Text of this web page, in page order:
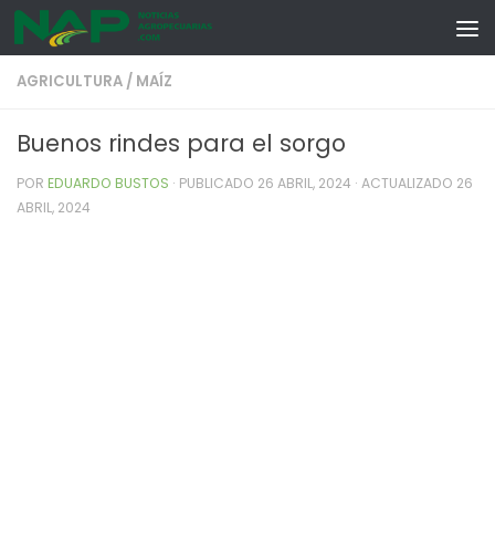
Skip to content
AGRICULTURA / MAÍZ
Buenos rindes para el sorgo
POR EDUARDO BUSTOS · PUBLICADO 26 ABRIL, 2024 · ACTUALIZADO 26
ABRIL, 2024